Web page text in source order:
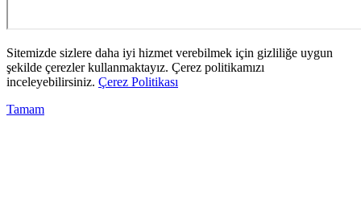
Sitemizde sizlere daha iyi hizmet verebilmek için gizliliğe uygun
şekilde çerezler kullanmaktayız. Çerez politikamızı
inceleyebilirsiniz. Çerez Politikası
Tamam